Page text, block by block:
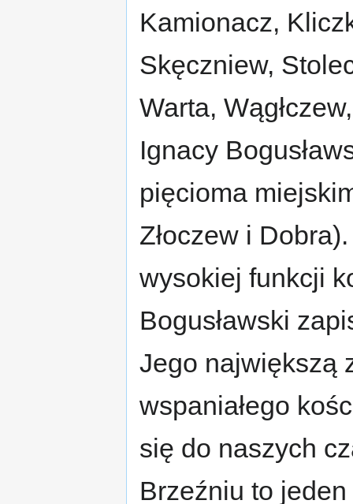
Kamionacz,
Skęczniew,
Warta,
Ignacy
pięcioma
Złoczew i
wysokiej funkcji
Bogusławski
Jego największą
wspaniałego
się do naszych
Brzeźniu to